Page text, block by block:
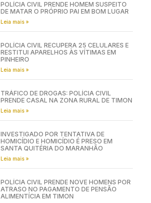
POLÍCIA CIVIL PRENDE HOMEM SUSPEITO
DE MATAR O PRÓPRIO PAI EM BOM LUGAR
Leia mais »
POLÍCIA CIVIL RECUPERA 25 CELULARES E
RESTITUI APARELHOS ÀS VÍTIMAS EM
PINHEIRO
Leia mais »
TRÁFICO DE DROGAS: POLÍCIA CIVIL
PRENDE CASAL NA ZONA RURAL DE TIMON
Leia mais »
INVESTIGADO POR TENTATIVA DE
HOMICÍDIO E HOMICÍDIO É PRESO EM
SANTA QUITÉRIA DO MARANHÃO
Leia mais »
POLÍCIA CIVIL PRENDE NOVE HOMENS POR
ATRASO NO PAGAMENTO DE PENSÃO
ALIMENTÍCIA EM TIMON